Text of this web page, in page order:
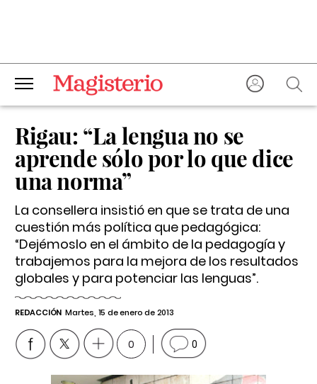
Rigau: “La lengua no se
aprende sólo por lo que dice
una norma”
La consellera insistió en que se trata de una
cuestión más política que pedagógica:
“Dejémoslo en el ámbito de la pedagogía y
trabajemos para la mejora de los resultados
globales y para potenciar las lenguas”.
REDACCIÓN Martes, 15 de enero de 2013
0 0